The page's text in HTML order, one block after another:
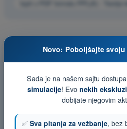
Novo: Poboljšajte
Sada je na našem sajtu
simulacije! Evo nekih
dobijate njegovim
✅ Sva pitanja za vežbanje, bez